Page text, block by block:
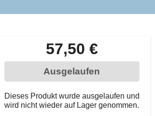
57,50 €
Ausgelaufen
Dieses Produkt wurde ausgelaufen und
wird nicht wieder auf Lager genommen.